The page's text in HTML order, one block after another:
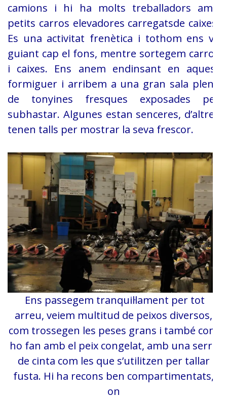
camions i hi ha molts treballadors amb
petits carros elevadores carregatsde caixes.
Es una activitat frenètica i tothom ens va
guiant cap el fons, mentre sortegem carros
i caixes. Ens anem endinsant en aquest
formiguer i arribem a una gran sala plena
de tonyines fresques exposades per
subhastar. Algunes estan senceres, d’altres
tenen talls per mostrar la seva frescor.
Ens passegem tranquil·lament per tot
arreu, veiem multitud de peixos diversos,
com trossegen les peses grans i també com
ho fan amb el peix congelat, amb una serra
de cinta com les que s’utilitzen per tallar
fusta. Hi ha recons ben compartimentats,
on